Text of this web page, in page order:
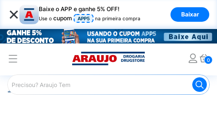
× Baixe o APP e ganhe 5% OFF!
Use o cupom APP5 na primeira compra
Baixar
0
Araujo Mercado Tablete de Chocolate